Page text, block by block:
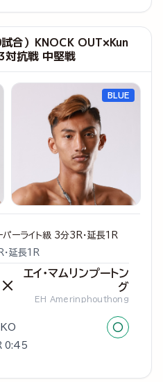
合）KNOCK OUT×Kun
抗戦 中堅戦
ーライト級 3分3R・延長1R
延長1R
×
エイ・マムリンプートン
グ
EH Amerinphouthong
KO ○
0:45
BLUE